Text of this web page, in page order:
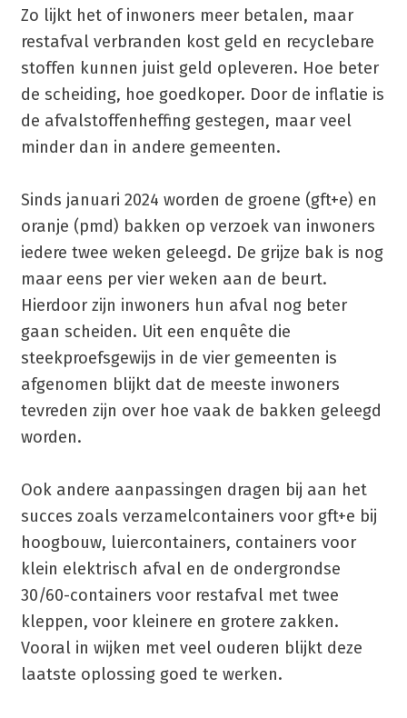
Zo lijkt het of inwoners meer betalen, maar
restafval verbranden kost geld en recyclebare
stoffen kunnen juist geld opleveren. Hoe beter
de scheiding, hoe goedkoper. Door de inflatie is
de afvalstoffenheffing gestegen, maar veel
minder dan in andere gemeenten.
Sinds januari 2024 worden de groene (gft+e) en
oranje (pmd) bakken op verzoek van inwoners
iedere twee weken geleegd. De grijze bak is nog
maar eens per vier weken aan de beurt.
Hierdoor zijn inwoners hun afval nog beter
gaan scheiden. Uit een enquête die
steekproefsgewijs in de vier gemeenten is
afgenomen blijkt dat de meeste inwoners
tevreden zijn over hoe vaak de bakken geleegd
worden.
Ook andere aanpassingen dragen bij aan het
succes zoals verzamelcontainers voor gft+e bij
hoogbouw, luiercontainers, containers voor
klein elektrisch afval en de ondergrondse
30/60-containers voor restafval met twee
kleppen, voor kleinere en grotere zakken.
Vooral in wijken met veel ouderen blijkt deze
laatste oplossing goed te werken.